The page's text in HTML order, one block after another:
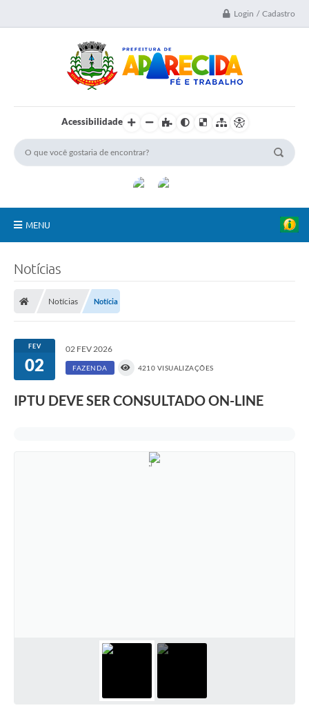
Login / Cadastro
Acessibilidade
MENU
Turismo
SIC
Notícias
Notícias Notícia
FEV
02
02 FEV 2026
FAZENDA 4210 VISUALIZAÇÕES
IPTU DEVE SER CONSULTADO ON-LINE